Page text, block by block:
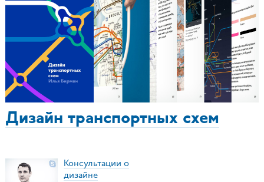
Дизайн транспортных схем
Консультации о
дизайне